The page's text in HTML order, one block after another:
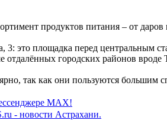
продуктов питания – от
это площадка перед центральным
городских районов вроде
так как они пользуются большим
MAX!
- новости Астрахани.